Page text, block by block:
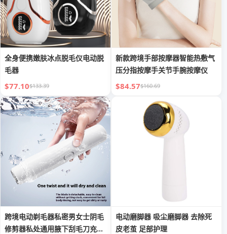
全身便携嫩肤冰点脱毛仪电动脱
毛器
$77.10$133.39
新款跨境手部按摩器智能热敷气
压分指按摩手关节手腕按摩仪
$84.57$160.69
跨境电动剃毛器私密男女士阴毛
修剪器私处通用腋下刮毛刀充电
电动磨脚器 吸尘磨脚器 去除死
皮老茧 足部护理